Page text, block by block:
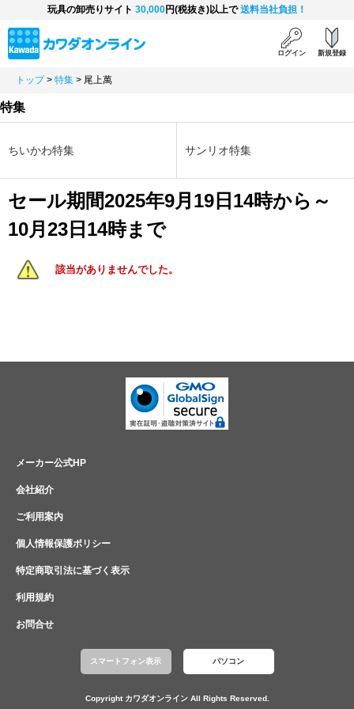
玩具の卸売りサイト 30,000円(税抜き)以上で送料当社負担！
ログイン 新規登録
トップ > 特集 > 尾上萬
特集
ちいかわ特集 サンリオ特集
セール期間2025年9月19日14時から～
10月23日14時まで
該当がありませんでした。
メーカー公式HP
会社紹介
ご利用案内
個人情報保護ポリシー
特定商取引法に基づく表示
利用規約
お問合せ
スマートフォン表示 パソコン
Copyright カワダオンライン All Rights Reserved.